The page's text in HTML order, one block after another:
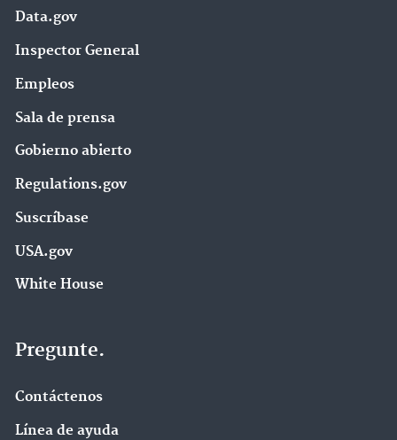
Data.gov
Inspector General
Empleos
Sala de prensa
Gobierno abierto
Regulations.gov
Suscríbase
USA.gov
White House
Pregunte.
Contáctenos
Línea de ayuda